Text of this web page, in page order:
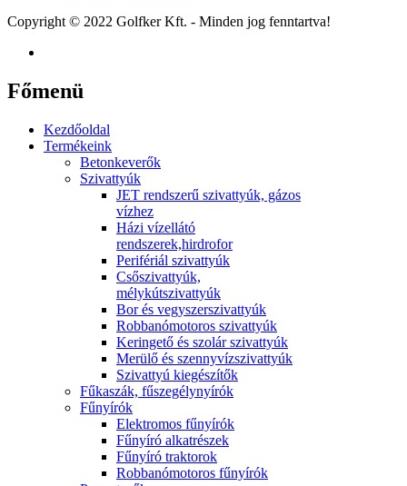
Copyright © 2022 Golfker Kft. - Minden jog fenntartva!
Főmenü
Kezdőoldal
Termékeink
Betonkeverők
Szivattyúk
JET rendszerű szivattyúk, gázos
vízhez
Házi vízellátó
rendszerek,hirdrofor
Perifériál szivattyúk
Csőszivattyúk,
mélykútszivattyúk
Bor és vegyszerszivattyúk
Robbanómotoros szivattyúk
Keringető és szolár szivattyúk
Merülő és szennyvízszivattyúk
Szivattyú kiegészítők
Fűkaszák, fűszegélynyírók
Fűnyírók
Elektromos fűnyírók
Fűnyíró alkatrészek
Fűnyíró traktorok
Robbanómotoros fűnyírók